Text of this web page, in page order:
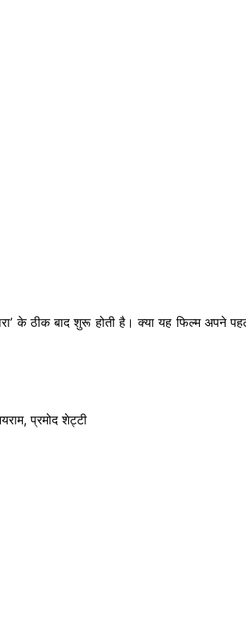
के ठीक बाद शुरू होती है। क्या यह फिल्म अपने
प्रमोद शेट्टी